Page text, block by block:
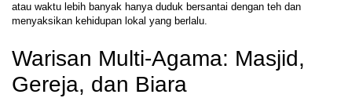
atau waktu lebih banyak hanya duduk bersantai dengan teh dan
Warisan Multi-Agama: Masjid,
Gereja, dan Biara